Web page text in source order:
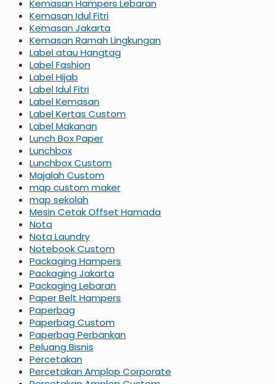
Kemasan Hampers Lebaran
Kemasan Idul Fitri
Kemasan Jakarta
Kemasan Ramah Lingkungan
Label atau Hangtag
Label Fashion
Label Hijab
Label Idul Fitri
Label Kemasan
Label Kertas Custom
Label Makanan
Lunch Box Paper
Lunchbox
Lunchbox Custom
Majalah Custom
map custom maker
map sekolah
Mesin Cetak Offset Hamada
Nota
Nota Laundry
Notebook Custom
Packaging Hampers
Packaging Jakarta
Packaging Lebaran
Paper Belt Hampers
Paperbag
Paperbag Custom
Paperbag Perbankan
Peluang Bisnis
Percetakan
Percetakan Amplop Corporate